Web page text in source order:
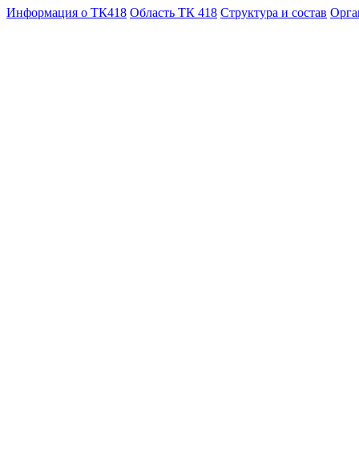
Информация о ТК418 Область ТК 418 Структура и состав